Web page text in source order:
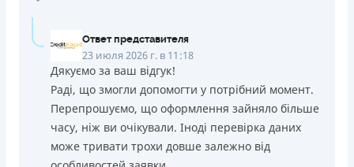
Ответ представителя
23 июля 2026 г. в 11:18
Дякуємо за ваш відгук!
Раді, що змогли допомогти у потрібний момент.
Перепрошуємо, що оформлення зайняло більше
часу, ніж ви очікували. Іноді перевірка даних
може тривати трохи довше залежно від